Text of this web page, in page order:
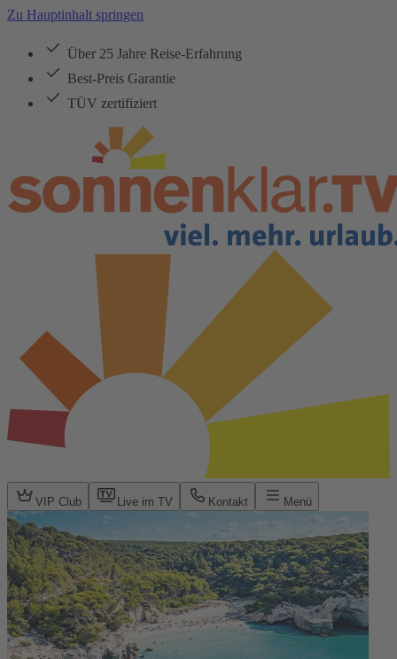
Zu Hauptinhalt springen
Über 25 Jahre Reise-Erfahrung
Best-Preis Garantie
TÜV zertifiziert
VIP Club Live im TV Kontakt Menü